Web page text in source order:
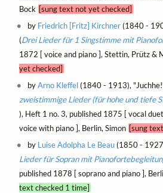
Bock [sung text not yet checked]
by Friedrich [Fritz] Kirchner(1840 -
(Drei Lieder für 1 Singstimme mit
1872 [ voice and piano ], Stettin, Prütz &
yet checked]
byArno Kleffel(1840 - 1913),
zweistimmige Lieder (für hohe und tiefe
), Heft 1 no. 3, published 1875 [ vocal
voice with piano ], Berlin, Simon [sung
by Luise Adolpha Le Beau(1850 -
Lieder für Sopran mit
published 1878 [ soprano and piano ],
text checked 1 time]